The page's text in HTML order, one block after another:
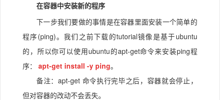
在容器中安装新的程序
下一步我们要做的事情是在容器里面安装一个简单的
程序(ping)。我们之前下载的tutorial镜像是基于ubuntu
的，所以你可以使用ubuntu的apt-get命令来安装ping程
序： apt-get install -y ping。
备注：apt-get 命令执行完毕之后，容器就会停止，
但对容器的改动不会丢失。